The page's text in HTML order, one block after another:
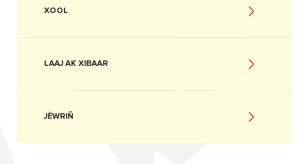
XOOL
LAAJ AK XIBAAR
JËWRIÑ